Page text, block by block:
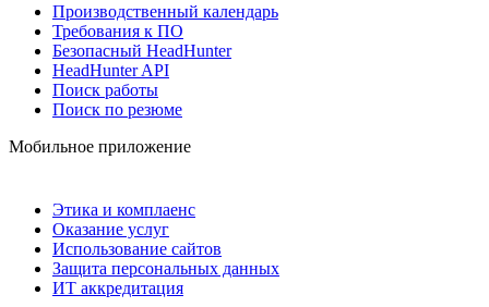
Производственный календарь
Требования к ПО
Безопасный HeadHunter
HeadHunter API
Поиск работы
Поиск по резюме
Мобильное приложение
Этика и комплаенс
Оказание услуг
Использование сайтов
Защита персональных данных
ИТ аккредитация